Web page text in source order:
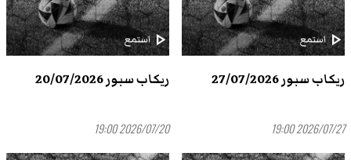
play_arrowاستمع
ريكاب سبور 27/07/2026
2026/07/27 19:00
play_arrowاستمع
ريكاب سبور 20/07/2026
2026/07/20 19:00